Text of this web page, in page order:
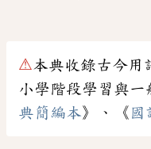
⚠本典收錄古今用
小學階段學習與
典簡編本》、《 國